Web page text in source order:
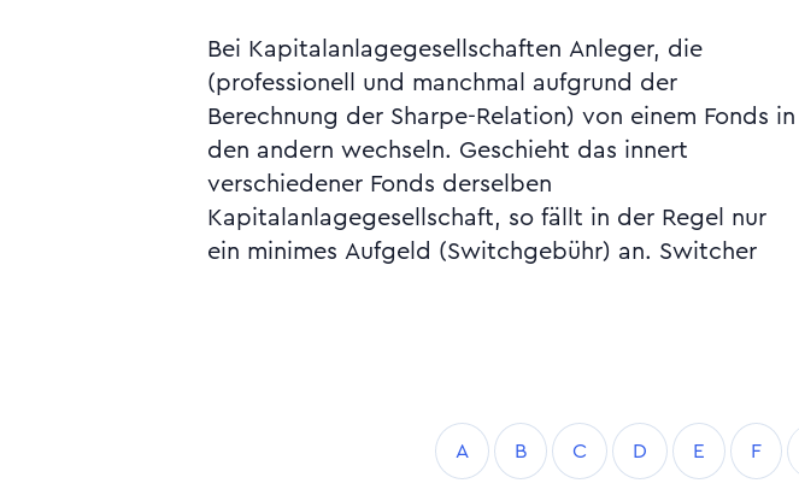
Bei Kapitalanlagegesellschaften Anleger, die
(professionell und manchmal aufgrund der
Berechnung der Sharpe-Relation) von einem Fonds in
den andern wechseln. Geschieht das innert
verschiedener Fonds derselben
Kapitalanlagegesellschaft, so fällt in der Regel nur
ein minimes Aufgeld (Switchgebühr) an. Switcher
zwingen die Fondsmanager, die Performance zu
optimieren. Siehe Annoucement, Fondsfusionen,
A B C D E F